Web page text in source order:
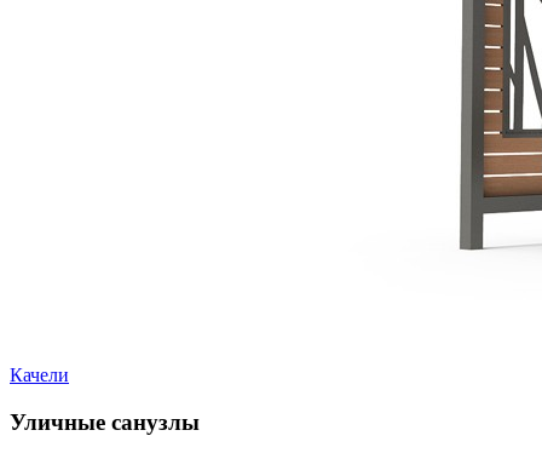
Качели
Уличные санузлы